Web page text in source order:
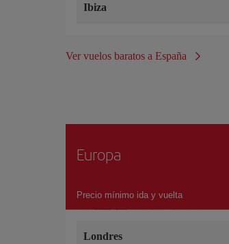
Ibiza
Ver vuelos baratos a España
Europa
Precio mínimo ida y vuelta
Londres